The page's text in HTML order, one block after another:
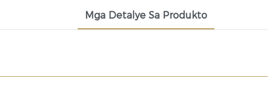
Mga Detalye Sa Produkto